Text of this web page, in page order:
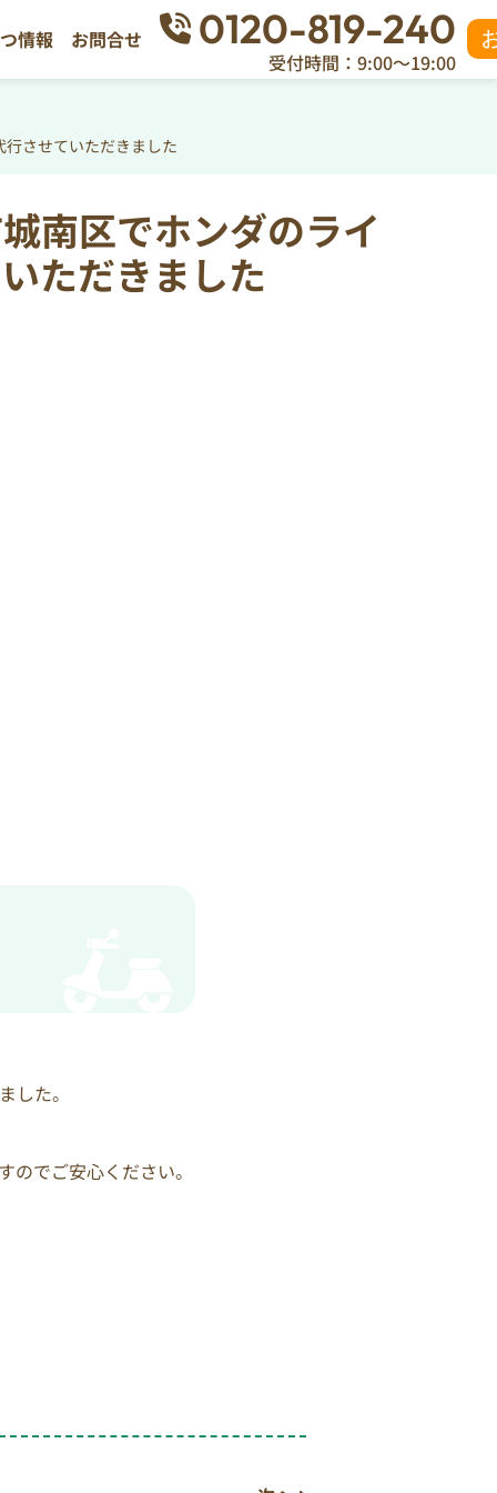
情報 お問合せ 0120-819-240
受付時間：9:00～19:00
させていただきました
南区でホンダのライ
ただきました
した。
でご安心ください。